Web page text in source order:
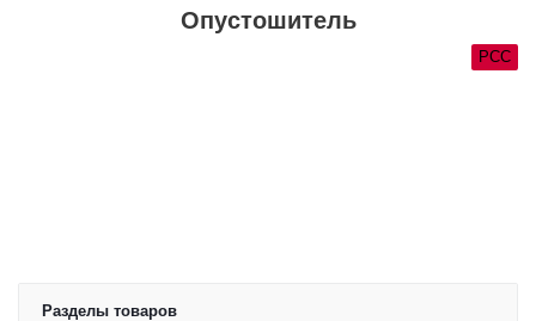
Опустошитель
РСС
Разделы товаров